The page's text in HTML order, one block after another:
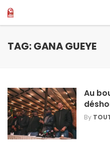
TAG: GANA GUEYE
Au
By